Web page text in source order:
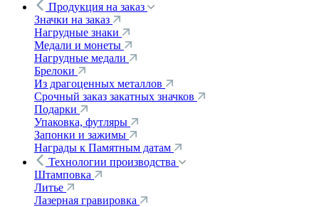
Продукция на заказ
Значки на заказ
Нагрудные знаки
Медали и монеты
Нагрудные медали
Брелоки
Из драгоценных металлов
Срочный заказ закатных значков
Подарки
Упаковка, футляры
Запонки и зажимы
Награды к Памятным датам
Технологии производства
Штамповка
Литье
Лазерная гравировка